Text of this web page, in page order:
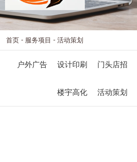
首页 - 服务项目 - 活动策划
户外广告 设计印刷 门头店招
楼宇高化 活动策划